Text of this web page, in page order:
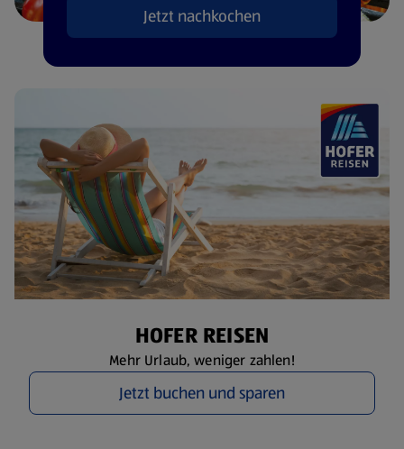
Jetzt nachkochen
HOFER REISEN
Mehr Urlaub, weniger zahlen!
Jetzt buchen und sparen